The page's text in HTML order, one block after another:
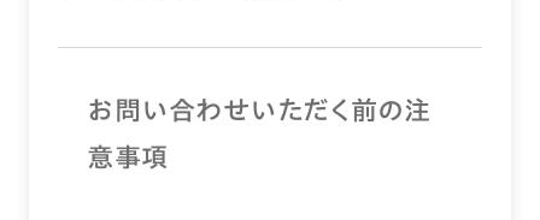
お問い合わせいただく前の注
意事項